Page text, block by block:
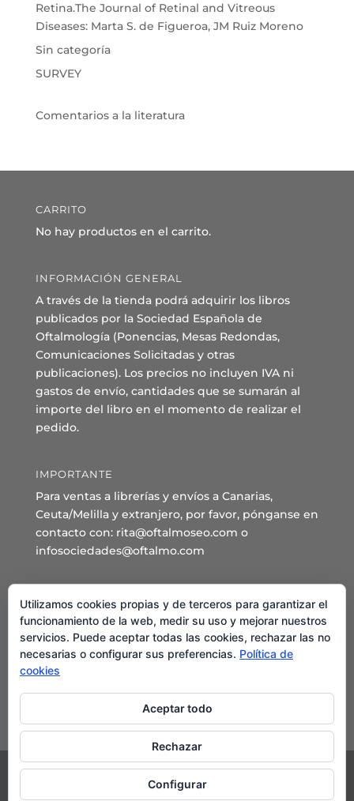
Retina.The Journal of Retinal and Vitreous
Diseases: Marta S. de Figueroa, JM Ruiz Moreno
Sin categoría
SURVEY
Comentarios a la literatura
CARRITO
No hay productos en el carrito.
INFORMACIÓN GENERAL
A través de la tienda podrá adquirir los libros
publicados por la Sociedad Española de
Oftalmología (Ponencias, Mesas Redondas,
Comunicaciones Solicitadas y otras
publicaciones). Los precios no incluyen IVA ni
gastos de envío, cantidades que se sumarán al
importe del libro en el momento de realizar el
pedido.
IMPORTANTE
Para ventas a librerías y envíos a Canarias,
Ceuta/Melilla y extranjero, por favor, pónganse en
contacto con: rita@oftalmoseo.com o
infosociedades@oftalmo.com
Sede Administrativa y Secretaría General
C/ Arcipreste de Hita 14 – 1º Derecha.
28015 – Madrid
Teléfono: 91 544 80 35 - 91 544 58 79
Mail:
©2024 Sociedad Española de Oftalmología
Utilizamos cookies propias y de terceros para garantizar el
funcionamiento de la web, medir su uso y mejorar nuestros
servicios. Puede aceptar todas las cookies, rechazar las no
necesarias o configurar sus preferencias. Política de
cookies
Aceptar todo
Rechazar
Configurar